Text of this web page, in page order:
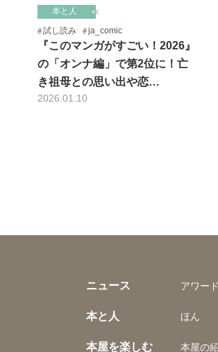
本と人
試し読み
ja_comic
『このマンガがすごい！2026』
の「オンナ編」で第2位に！亡
き祖母との思い出や恋…
2026.01.10
ニュース アワード
本と人 ほん
本屋を楽しむ 本屋の